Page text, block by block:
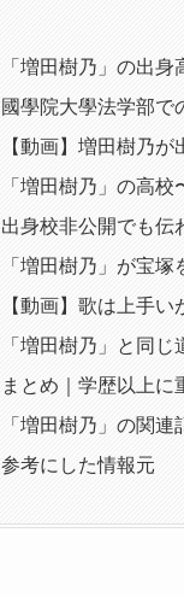
「増田樹乃」の出
國學院大學法学部で
【動画】増田樹乃
「増田樹乃」の高
出身校非公開でも伝
「増田樹乃」が宝
【動画】歌は上手
「増田樹乃」と同
まとめ｜学歴以上に
「増田樹乃」の関連
参考にした情報元